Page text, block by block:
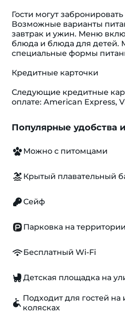
Гости могут
Возможные варианты
завтрак и ужин. Меню
блюда и блюда для детей.
специальные формы
Кредитные карточки
Следующие кредитные
оплате: American Express,
Популярные удобства
Можно с питомцами
Крытый плавательный
Сейф
Парковка на территории
Бесплатный Wi-Fi
Детская площадка на
Подходит для гостей
колясках